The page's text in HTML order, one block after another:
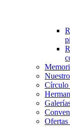
Círculo
Ofertas